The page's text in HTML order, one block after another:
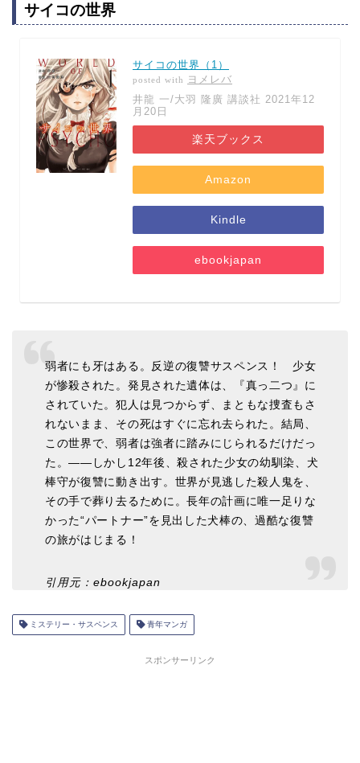
サイコの世界
サイコの世界（1）
posted with
ヨメレバ
井龍 一/大羽 隆廣 講談社 2021年12
月20日
楽天ブックス
Amazon
Kindle
ebookjapan
弱者にも牙はある。反逆の復讐サスペンス！ 少女
が惨殺された。発見された遺体は、『真っ二つ』に
されていた。犯人は見つからず、まともな捜査もさ
れないまま、その死はすぐに忘れ去られた。結局、
この世界で、弱者は強者に踏みにじられるだけだっ
た。――しかし12年後、殺された少女の幼馴染、犬
棒守が復讐に動き出す。世界が見逃した殺人鬼を、
その手で葬り去るために。長年の計画に唯一足りな
かった“パートナー”を見出した犬棒の、過酷な復讐
の旅がはじまる！
引用元：ebookjapan
ミステリー・サスペンス 青年マンガ
スポンサーリンク